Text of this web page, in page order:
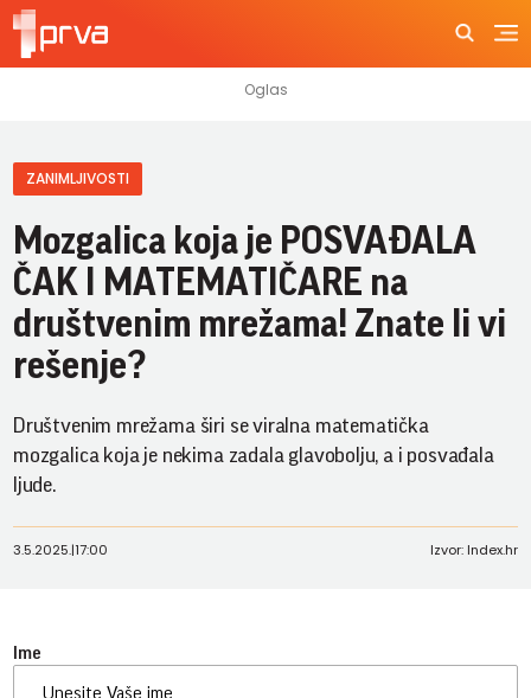
ZANIMLJIVOSTI
Mozgalica koja je POSVAĐALA
ČAK I MATEMATIČARE na
društvenim mrežama! Znate li vi
rešenje?
Društvenim mrežama širi se viralna matematička
mozgalica koja je nekima zadala glavobolju, a i posvađala
ljude.
3.5.2025.|17:00 Izvor: Index.hr
Ime